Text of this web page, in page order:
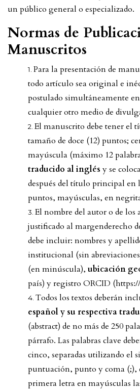
un público general o especializado.
Normas de
Manuscritos
Para la presentación de
todo artículo sea original e
postulado simultáneamente
cualquier otro medio de
El manuscrito debe tener el
tamaño de doce (12) puntos;
mayúscula (máximo 12
traducido al inglés y se
después del título principal en
puntos, mayúsculas, en
El nombre del autor o de los
justificado al margenderecho
debe incluir: nombres y
institucional (sin
(en minúscula), ubicación
país) y registro ORCID (
Todos los textos deberán
español y su respectiva
(abstract) de no más de 250
párrafo. Las palabras clave
cinco, separadas utilizando el
puntuación, punto y coma (;),
primera letra en mayúsculas